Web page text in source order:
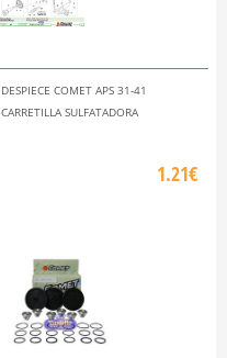
DESPIECE COMET APS 31-41
CARRETILLA SULFATADORA
1.21€